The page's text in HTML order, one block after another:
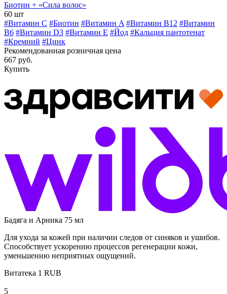
Биотин + «Сила волос»
60 шт
#Витамин C #Биотин #Витамин A #Витамин B12 #Витамин
B6 #Витамин D3 #Витамин E #Йод #Кальция пантотенат
#Кремний #Цинк
Рекомендованная розничная цена
667 руб.
Купить
Бадяга и Арника 75 мл
Для ухода за кожей при наличии следов от синяков и ушибов.
Способствует ускорению процессов регенерации кожи,
уменьшению неприятных ощущений.
Витатека 1 RUB
5